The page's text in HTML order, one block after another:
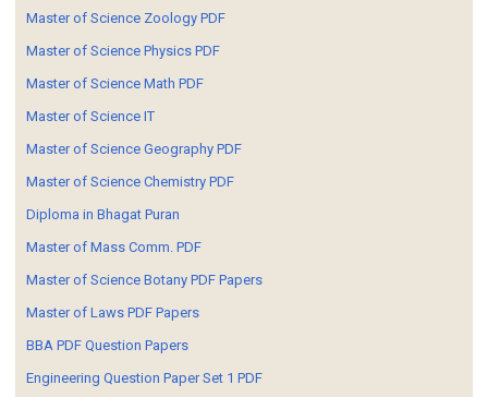
Master of Science Zoology PDF
Master of Science Physics PDF
Master of Science Math PDF
Master of Science IT
Master of Science Geography PDF
Master of Science Chemistry PDF
Diploma in Bhagat Puran
Master of Mass Comm. PDF
Master of Science Botany PDF Papers
Master of Laws PDF Papers
BBA PDF Question Papers
Engineering Question Paper Set 1 PDF